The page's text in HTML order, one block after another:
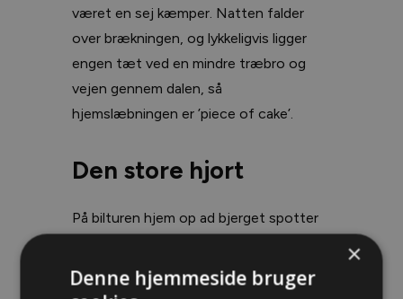
været en sej kæmper. Natten falder
over brækningen, og lykkeligvis ligger
engen tæt ved en mindre træbro og
vejen gennem dalen, så
hjemslæbningen er ’piece of cake’.
Den store hjort
På bilturen hjem op ad bjerget spotter
gør kort holdt ved siden af bilen, og
Donncha noterer sig dens rute og
×
Denne hjemmeside bruger